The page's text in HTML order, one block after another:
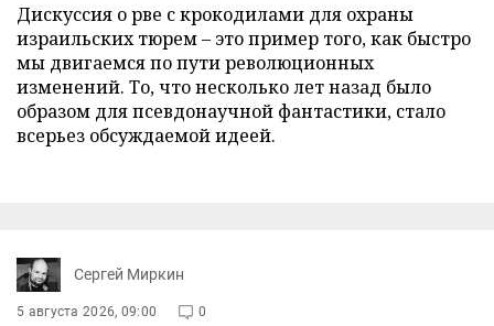
Дискуссия о рве с крокодилами для охраны
израильских тюрем – это пример того, как быстро
мы двигаемся по пути революционных
изменений. То, что несколько лет назад было
образом для псевдонаучной фантастики, стало
всерьез обсуждаемой идеей.
Сергей Миркин
5 августа 2026, 09:00 0